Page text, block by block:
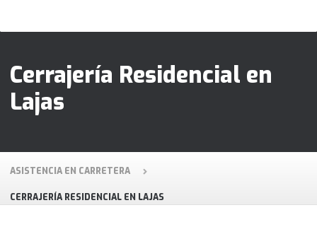
Cerrajería Residencial en
Lajas
ASISTENCIA EN CARRETERA
CERRAJERÍA RESIDENCIAL EN LAJAS